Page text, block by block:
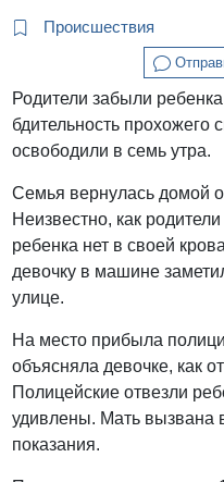
Происшествия
Родители забыли
бдительность прохожего
освободили в семь утра.
Семья вернулась домой
Неизвестно, как
ребенка нет в своей
девочку в машине
улице.
На место прибыла
объясняла девочке, как
Полицейские отвезли
удивлены. Мать вызвана
показания.